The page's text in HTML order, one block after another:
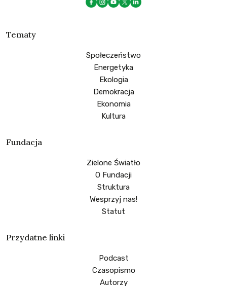
Tematy
Społeczeństwo
Energetyka
Ekologia
Demokracja
Ekonomia
Kultura
Fundacja
Zielone Światło
O Fundacji
Struktura
Wesprzyj nas!
Statut
Przydatne linki
Podcast
Czasopismo
Autorzy